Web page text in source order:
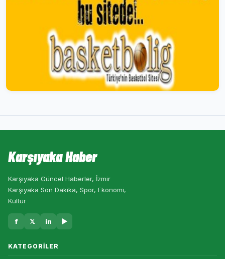
Karşıyaka Haber
Karşıyaka Güncel Haberler, İzmir
Karşıyaka Son Dakika, Spor, Ekonomi,
Kültür
f 𝕏 in ▶
KATEGORILER